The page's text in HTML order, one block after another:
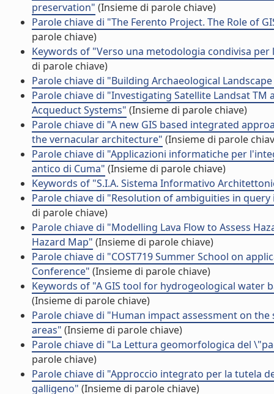
preservation" (Insieme di parole chiave)
Parole chiave di "The Ferento Project. The Role of
parole chiave)
Keywords of "Verso una metodologia condivisa
di parole chiave)
Parole chiave di "Building Archaeological
Parole chiave di "Investigating Satellite Landsat TM
Acqueduct Systems" (Insieme di parole chiave)
Parole chiave di "A new GIS based integrated
the vernacular architecture" (Insieme di parole
Parole chiave di "Applicazioni informatiche per
antico di Cuma" (Insieme di parole chiave)
Keywords of "S.I.A. Sistema Informativo
Parole chiave di "Resolution of ambiguities in
di parole chiave)
Parole chiave di "Modelling Lava Flow to Assess
Hazard Map" (Insieme di parole chiave)
Parole chiave di "COST719 Summer School on
Conference" (Insieme di parole chiave)
Keywords of "A GIS tool for hydrogeological water
(Insieme di parole chiave)
Parole chiave di "Human impact assessment on
areas" (Insieme di parole chiave)
Parole chiave di "La Lettura geomorfologica del
parole chiave)
Parole chiave di "Approccio integrato per la tutela
galligeno" (Insieme di parole chiave)